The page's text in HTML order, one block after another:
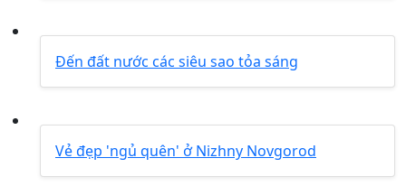
Đến đất nước các siêu sao tỏa sáng
Vẻ đẹp 'ngủ quên' ở Nizhny Novgorod